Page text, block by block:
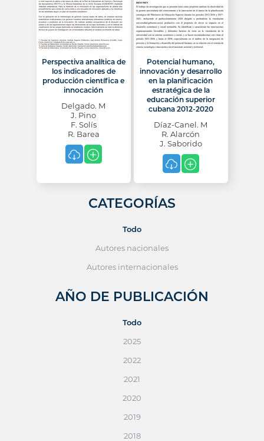
Perspectiva analítica de
los indicadores de
producción científica e
innocación
Delgado. M
J. Pino
F. Solís
R. Barea
Potencial humano,
innovación y desarrollo
en la planificación
estratégica de la
educación superior
cubana 2012-2020
Díaz-Canel. M
R. Alarcón
J. Saborido
CATEGORÍAS
Todo
Autores nacionales
Autores internacionales
AÑO DE PUBLICACIÓN
Todo
2025
2022
2021
2020
2019
2018